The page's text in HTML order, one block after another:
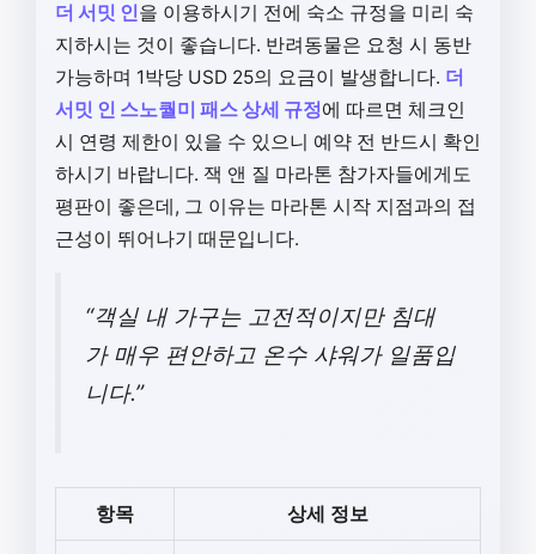
더 서밋 인을 이용하시기 전에 숙소 규정을 미리 숙
지하시는 것이 좋습니다. 반려동물은 요청 시 동반
가능하며 1박당 USD 25의 요금이 발생합니다. 더
서밋 인 스노퀄미 패스 상세 규정에 따르면 체크인
시 연령 제한이 있을 수 있으니 예약 전 반드시 확인
하시기 바랍니다. 잭 앤 질 마라톤 참가자들에게도
평판이 좋은데, 그 이유는 마라톤 시작 지점과의 접
근성이 뛰어나기 때문입니다.
“객실 내 가구는 고전적이지만 침대
가 매우 편안하고 온수 샤워가 일품입
니다.”
항목 상세 정보